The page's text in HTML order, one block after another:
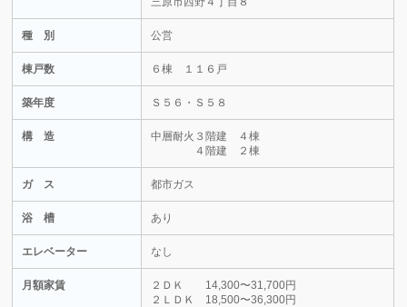
種 別 公営
棟戸数 ６棟 １１６戸
築年度 Ｓ５６・Ｓ５８
構 造
中層耐火３階建 ４棟
４階建 ２棟
ガ ス 都市ガス
浴 槽 あり
エレベーター なし
月額家賃
２ＤＫ 14,300〜31,700円
２ＬＤＫ 18,500〜36,300円